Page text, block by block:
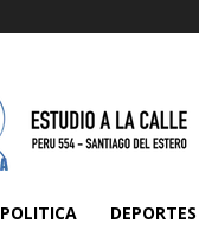
POLITICA DEPORTES